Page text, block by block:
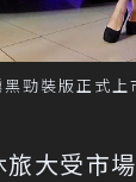
勁裝版正式上
旅大受市